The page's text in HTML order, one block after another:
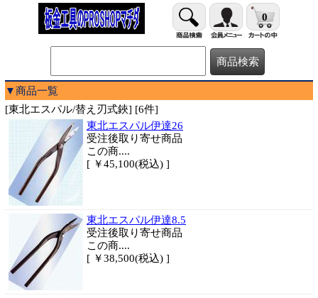
0
▼商品一覧
[東北エスパル/替え刃式鋏] [6件]
東北エスパル伊達26
受注後取り寄せ商品
この商....
[ ￥45,100(税込) ]
東北エスパル伊達8.5
受注後取り寄せ商品
この商....
[ ￥38,500(税込) ]